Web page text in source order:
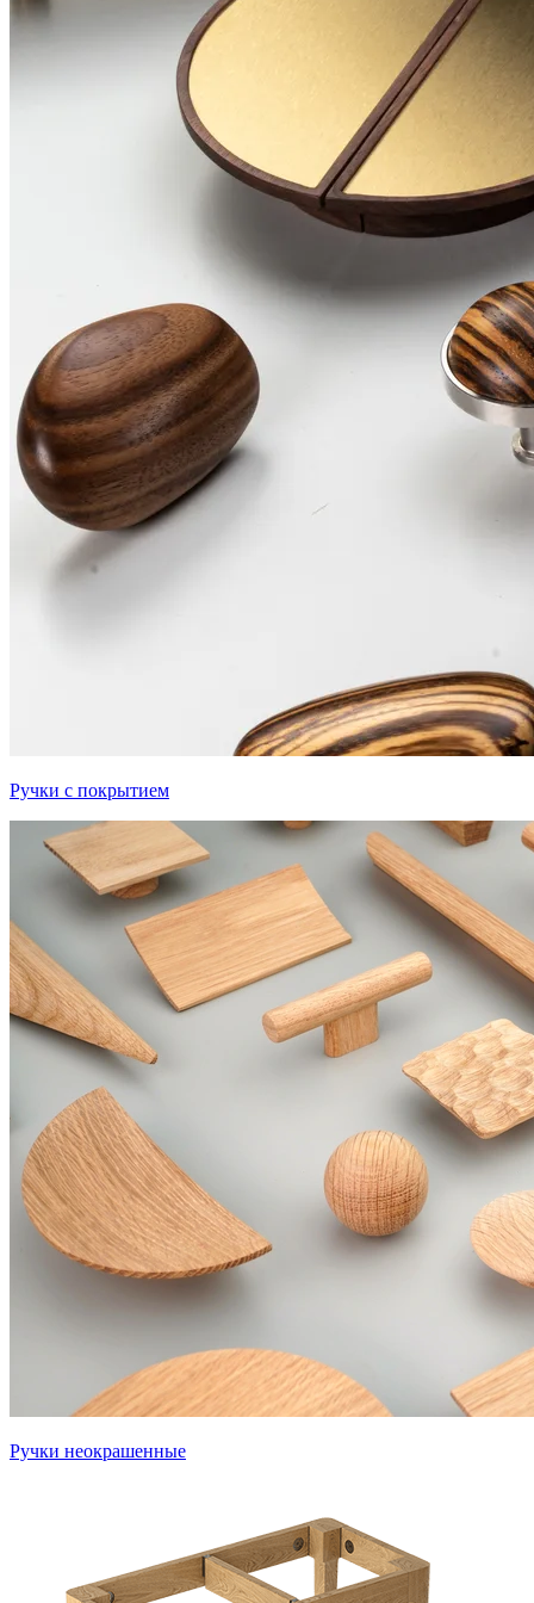
Ручки с покрытием
Ручки неокрашенные